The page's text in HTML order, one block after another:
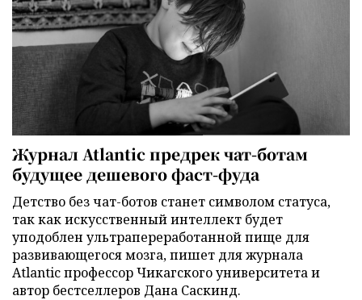
Журнал Atlantic предрек чат-ботам
будущее дешевого фаст-фуда
Детство без чат-ботов станет символом статуса,
так как искусственный интеллект будет
уподоблен ультрапереработанной пище для
развивающегося мозга, пишет для журнала
Atlantic профессор Чикагского университета и
автор бестселлеров Дана Саскинд.